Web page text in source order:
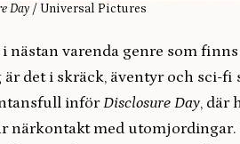
Day/ Universal Pictures
nästan varenda genre som
det i skräck, äventyr och sci-fi
införDisclosure Day, där
närkontakt med utomjordingar.